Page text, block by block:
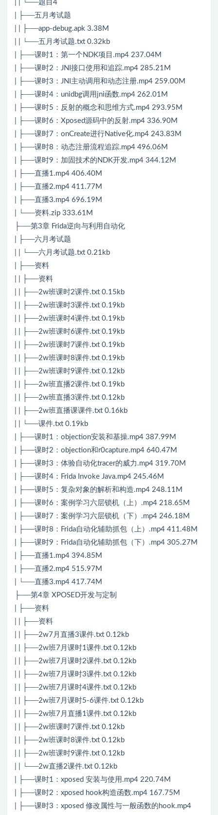
| | └──题目4
| ├──五月考试题
| | ├──app-debug.apk 3.38M
| | └──五月考试题.txt 0.32kb
| ├──课时1：第一个NDK项目.mp4 237.04M
| ├──课时2：JNI接口使用和追踪.mp4 285.21M
| ├──课时3：JNI主动调用和动态注册.mp4 259.00M
| ├──课时4：unidbg调用jni函数.mp4 262.01M
| ├──课时5：反射的概念和思维方式.mp4 293.95M
| ├──课时6：Xposed源码中的反射.mp4 336.90M
| ├──课时7：onCreate进行Native化.mp4 243.83M
| ├──课时8：动态注册流程追踪.mp4 496.06M
| ├──课时9：加固技术的NDK开发.mp4 344.12M
| ├──直播1.mp4 406.40M
| ├──直播2.mp4 411.77M
| ├──直播3.mp4 696.19M
| └──资料.zip 333.61M
├──第3章 Frida逆向与利用自动化
| ├──六月考试题
| | └──六月考试题.txt 0.21kb
| ├──资料
| | ├──资料
| | ├──2w班课时2课件.txt 0.15kb
| | ├──2w班课时3课件.txt 0.19kb
| | ├──2w班课时4课件.txt 0.19kb
| | ├──2w班课时6课件.txt 0.19kb
| | ├──2w班课时7课件.txt 0.19kb
| | ├──2w班课时8课件.txt 0.19kb
| | ├──2w班课时9课件.txt 0.12kb
| | ├──2w班直播2课件.txt 0.19kb
| | ├──2w班直播3课件.txt 0.12kb
| | ├──2w班直播课课件.txt 0.16kb
| | └──课件.txt 0.19kb
| ├──课时1：objection安装和基操.mp4 387.99M
| ├──课时2：objection和r0capture.mp4 640.47M
| ├──课时3：体验自动化tracer的威力.mp4 319.70M
| ├──课时4：Frida Invoke Java.mp4 245.46M
| ├──课时5：复杂对象的解析和构造.mp4 248.11M
| ├──课时6：案例学习六层锁机（上）.mp4 218.65M
| ├──课时7：案例学习六层锁机（下）.mp4 246.18M
| ├──课时8：Frida自动化辅助抓包（上）.mp4 411.48M
| ├──课时9：Frida自动化辅助抓包（下）.mp4 305.27M
| ├──直播1.mp4 394.85M
| ├──直播2.mp4 515.97M
| └──直播3.mp4 417.74M
├──第4章 XPOSED开发与定制
| ├──资料
| | ├──资料
| | ├──2w7月直播3课件.txt 0.12kb
| | ├──2w班7月课时1课件.txt 0.12kb
| | ├──2w班7月课时2课件.txt 0.12kb
| | ├──2w班7月课时3课件.txt 0.12kb
| | ├──2w班7月课时4课件.txt 0.12kb
| | ├──2w班7月课时5-6课件.txt 0.12kb
| | ├──2w班7月直播1课件.txt 0.12kb
| | ├──2w班课时7课件.txt 0.12kb
| | ├──2w班课时8课件.txt 0.12kb
| | ├──2w班课时9课件.txt 0.12kb
| | └──2w直播2课件.txt 0.12kb
| ├──课时1：xposed 安装与使用.mp4 220.74M
| ├──课时2：xposed hook构造函数.mp4 167.75M
| ├──课时3：xposed 修改属性与一般函数的hook.mp4